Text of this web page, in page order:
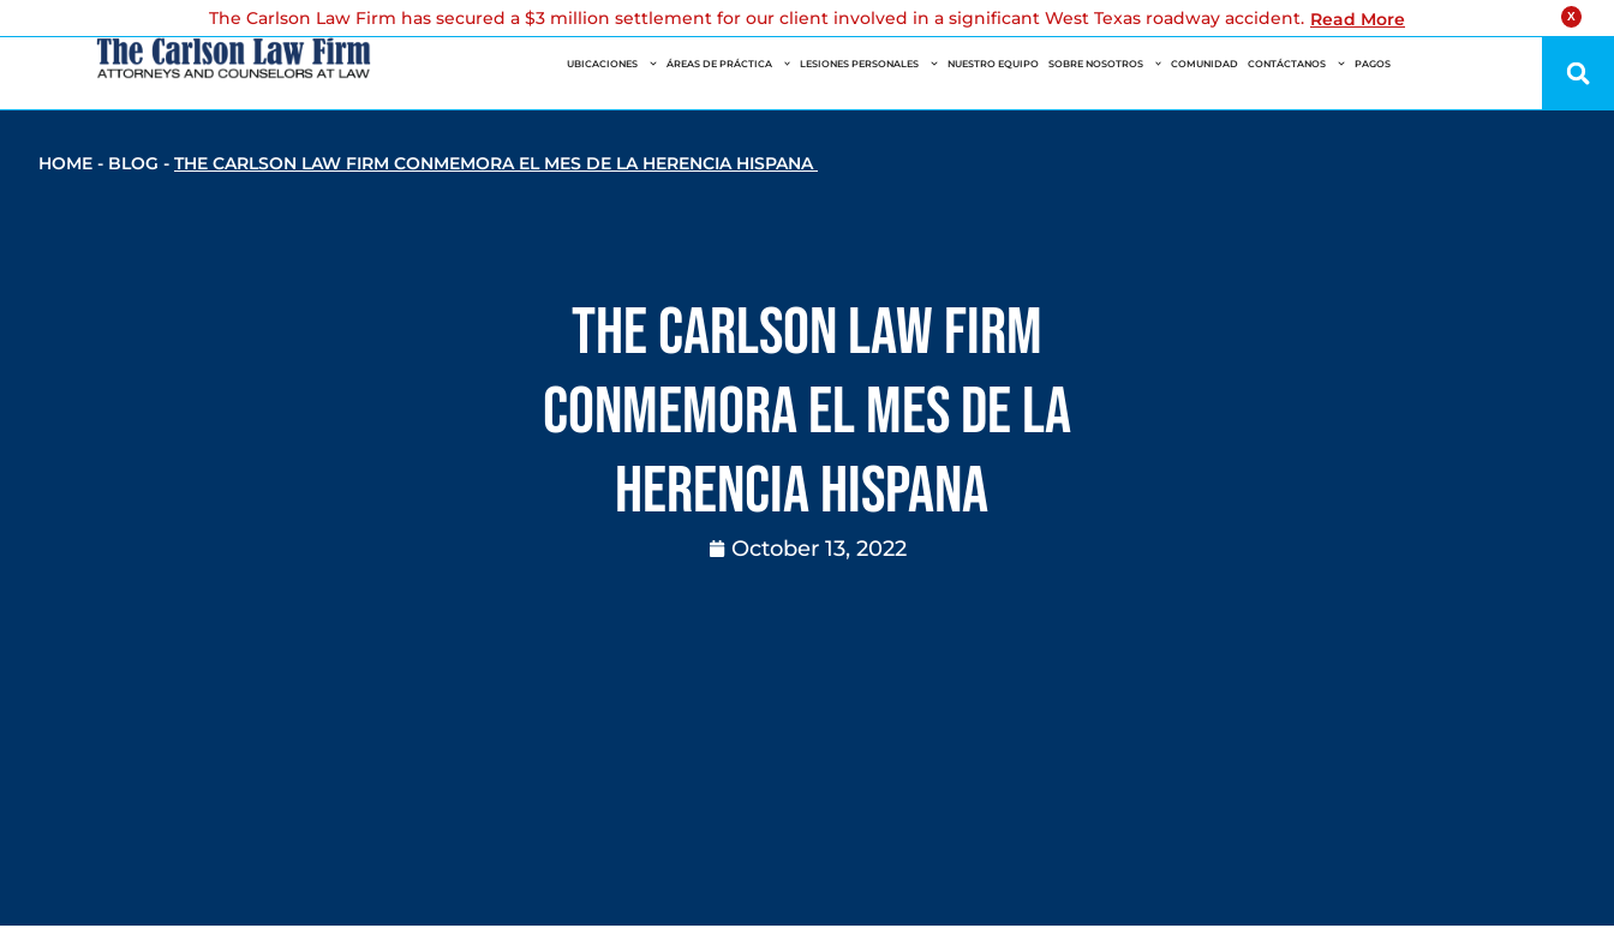
X
The Carlson Law Firm has secured a $3 million settlement for our client involved in a significant West Texas roadway accident. Read More
UBICACIONES ÁREAS DE PRÁCTICA LESIONES PERSONALES NUESTRO EQUIPO SOBRE NOSOTROS COMUNIDAD CONTÁCTANOS PAGOS
HOME - BLOG - THE CARLSON LAW FIRM CONMEMORA EL MES DE LA HERENCIA HISPANA
The Carlson Law Firm
Conmemora el Mes de la
Herencia Hispana
October 13, 2022